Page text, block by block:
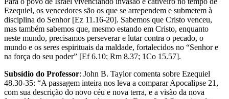
Ezequiel, os vencedores são os que se arrependem e submetem à
disciplina do Senhor [Ez 11.16-20]. Sabemos que Cristo venceu,
mas também sabemos que, mesmo estando em Cristo, enquanto
neste mundo, precisamos perseverar e lutar contra o pecado, o
mundo e os seres espirituais da maldade, fortalecidos no “Senhor e
na força do seu poder” [Ef 6.10; Rm 8.37; 1Co 15.57].
Subsídio do Professor: John B. Taylor comenta sobre Ezequiel
48.30-35: “A passagem inteira nos leva a comparar Apocalipse 21,
com sua descrição do novo céu e nova terra, e a visão da nova